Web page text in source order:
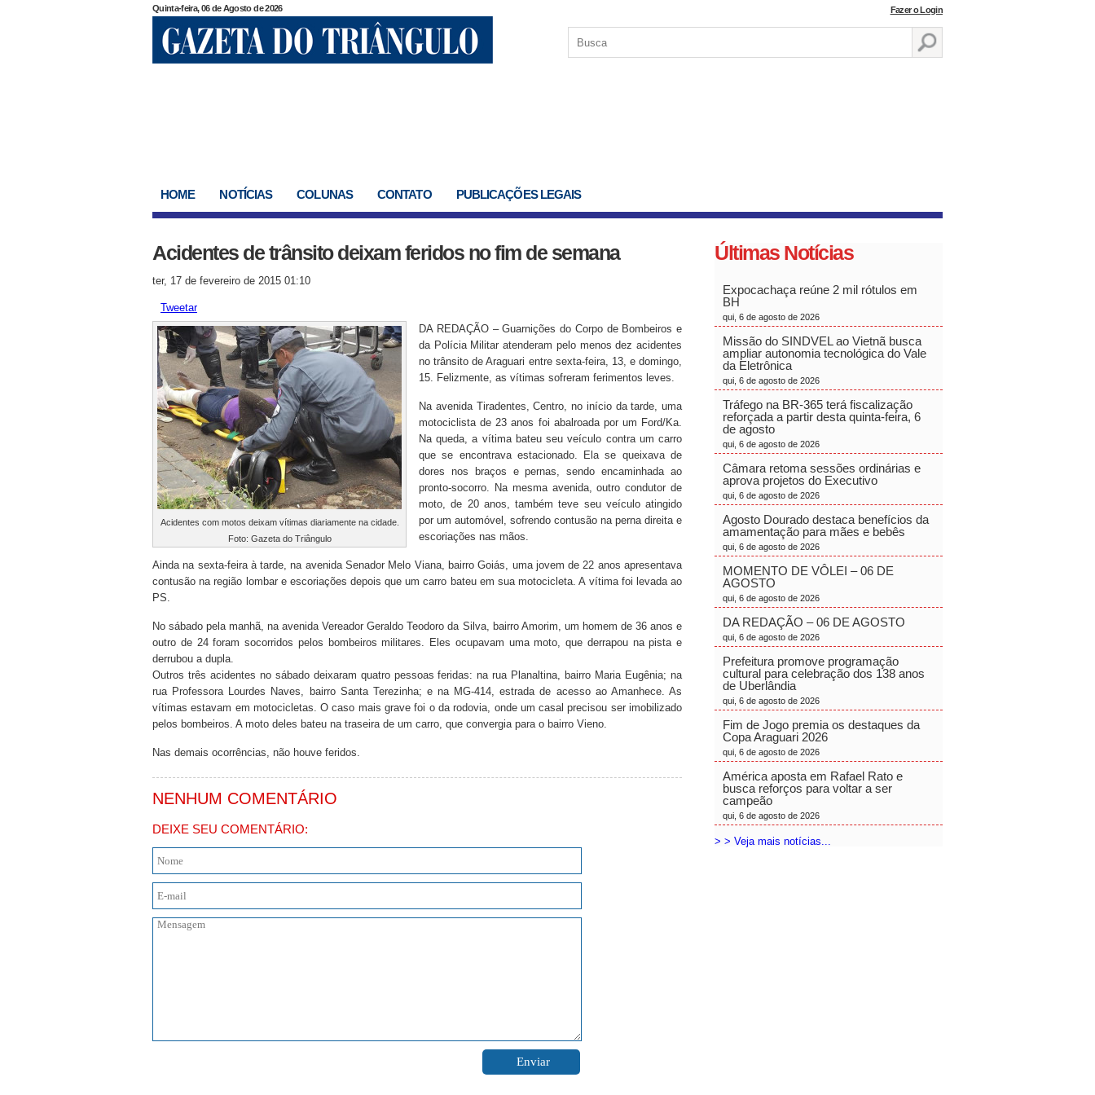
Quinta-feira, 06 de Agosto de 2026 Fazer o Login
HOME NOTÍCIAS COLUNAS CONTATO PUBLICAÇÕES LEGAIS
Acidentes de trânsito deixam feridos no fim de semana
ter, 17 de fevereiro de 2015 01:10
Tweetar
Acidentes com motos deixam vítimas diariamente na cidade.
Foto: Gazeta do Triângulo
DA REDAÇÃO – Guarnições do Corpo de Bombeiros e
da Polícia Militar atenderam pelo menos dez acidentes
no trânsito de Araguari entre sexta-feira, 13, e domingo,
15. Felizmente, as vítimas sofreram ferimentos leves.
Na avenida Tiradentes, Centro, no início da tarde, uma
motociclista de 23 anos foi abalroada por um Ford/Ka.
Na queda, a vítima bateu seu veículo contra um carro
que se encontrava estacionado. Ela se queixava de
dores nos braços e pernas, sendo encaminhada ao
pronto-socorro. Na mesma avenida, outro condutor de
moto, de 20 anos, também teve seu veículo atingido
por um automóvel, sofrendo contusão na perna direita e
escoriações nas mãos.
Ainda na sexta-feira à tarde, na avenida Senador Melo Viana, bairro Goiás, uma jovem de 22 anos apresentava
contusão na região lombar e escoriações depois que um carro bateu em sua motocicleta. A vítima foi levada ao
PS.
No sábado pela manhã, na avenida Vereador Geraldo Teodoro da Silva, bairro Amorim, um homem de 36 anos e
outro de 24 foram socorridos pelos bombeiros militares. Eles ocupavam uma moto, que derrapou na pista e
derrubou a dupla.
Outros três acidentes no sábado deixaram quatro pessoas feridas: na rua Planaltina, bairro Maria Eugênia; na
rua Professora Lourdes Naves, bairro Santa Terezinha; e na MG-414, estrada de acesso ao Amanhece. As
vítimas estavam em motocicletas. O caso mais grave foi o da rodovia, onde um casal precisou ser imobilizado
pelos bombeiros. A moto deles bateu na traseira de um carro, que convergia para o bairro Vieno.
Nas demais ocorrências, não houve feridos.
NENHUM COMENTÁRIO
DEIXE SEU COMENTÁRIO:
Últimas Notícias
Expocachaça reúne 2 mil rótulos em
BH
qui, 6 de agosto de 2026
Missão do SINDVEL ao Vietnã busca
ampliar autonomia tecnológica do Vale
da Eletrônica
qui, 6 de agosto de 2026
Tráfego na BR-365 terá fiscalização
reforçada a partir desta quinta-feira, 6
de agosto
qui, 6 de agosto de 2026
Câmara retoma sessões ordinárias e
aprova projetos do Executivo
qui, 6 de agosto de 2026
Agosto Dourado destaca benefícios da
amamentação para mães e bebês
qui, 6 de agosto de 2026
MOMENTO DE VÔLEI – 06 DE
AGOSTO
qui, 6 de agosto de 2026
DA REDAÇÃO – 06 DE AGOSTO
qui, 6 de agosto de 2026
Prefeitura promove programação
cultural para celebração dos 138 anos
de Uberlândia
qui, 6 de agosto de 2026
Fim de Jogo premia os destaques da
Copa Araguari 2026
qui, 6 de agosto de 2026
América aposta em Rafael Rato e
busca reforços para voltar a ser
campeão
qui, 6 de agosto de 2026
> > Veja mais notícias...